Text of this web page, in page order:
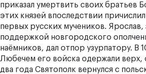
приказал умертвить своих братьев
этих князей впоследствии
первых русских мучеников. Ярослав,
поддержкой новгородского
наёмников, дал отпор узурпатору. В
Любечем его войска одержали верх,
два года Святополк вернулся с